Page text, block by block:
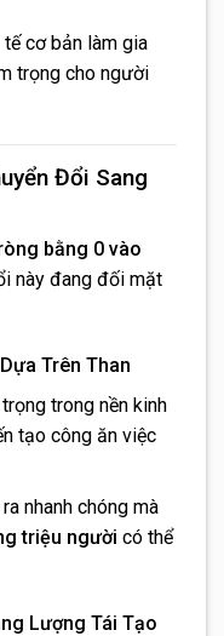
cơ bản làm gia
trọng cho người
Đổi Sang
bằng 0 vào
này đang đối mặt
Trên Than
trong nền kinh
tạo công ăn việc
nhanh chóng mà
triệu người có thể
Lượng Tái Tạo